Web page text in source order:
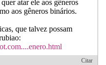
atar ele aos gêneros
aos gêneros binários.
que talvez possam
Citar